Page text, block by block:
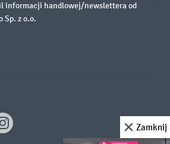
informacji handlowej/newslettera od
Sp. z o.o.
Zamknij